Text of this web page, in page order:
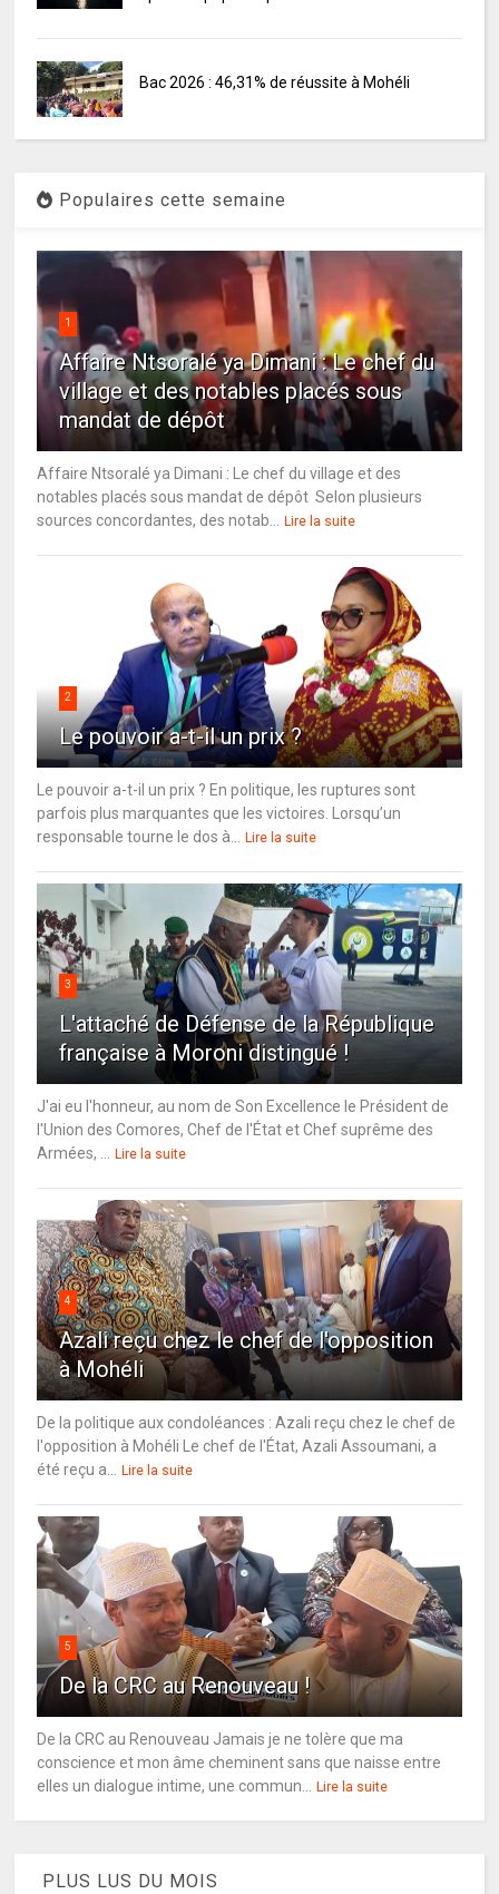
Bac 2026 : 46,31% de réussite à Mohéli
Populaires cette semaine
1
Affaire Ntsoralé ya Dimani : Le chef du
village et des notables placés sous
mandat de dépôt
Affaire Ntsoralé ya Dimani : Le chef du village et des
notables placés sous mandat de dépôt Selon plusieurs
sources concordantes, des notab...
Lire la suite
2
Le pouvoir a-t-il un prix ?
Le pouvoir a-t-il un prix ? En politique, les ruptures sont
parfois plus marquantes que les victoires. Lorsqu’un
responsable tourne le dos à...
Lire la suite
3
L'attaché de Défense de la République
française à Moroni distingué !
J'ai eu l'honneur, au nom de Son Excellence le Président de
l'Union des Comores, Chef de l'État et Chef suprême des
Armées, ...
Lire la suite
4
Azali reçu chez le chef de l'opposition
à Mohéli
De la politique aux condoléances : Azali reçu chez le chef de
l'opposition à Mohéli Le chef de l'État, Azali Assoumani, a
été reçu a...
Lire la suite
5
De la CRC au Renouveau !
De la CRC au Renouveau Jamais je ne tolère que ma
conscience et mon âme cheminent sans que naisse entre
elles un dialogue intime, une commun...
Lire la suite
PLUS LUS DU MOIS